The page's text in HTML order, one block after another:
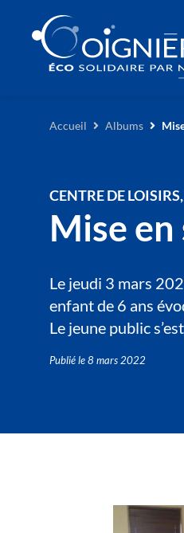
Accueil Albums
CENTRE DE
Mise
Le jeudi 3 mars
enfant de 6 ans
Le jeune public
Publié le8 mars 2022